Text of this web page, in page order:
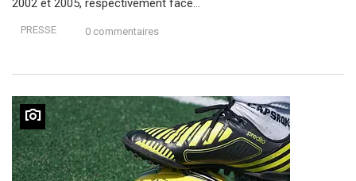
2002 et 2005, respectivement face…
PRESSE 0 commentaires